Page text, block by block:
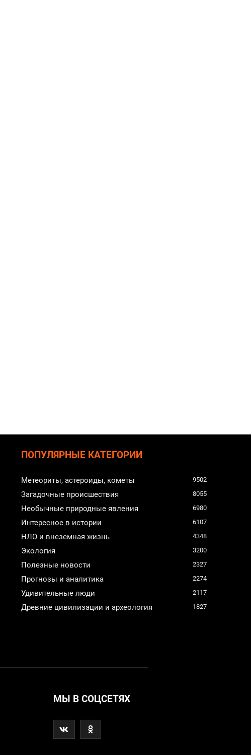
ПОПУЛЯРНЫЕ КАТЕГОРИИ
Метеориты, астероиды, кометы 9502
Загадочные происшествия 8055
Необычные природные явления 6980
Интересное в истории 6107
НЛО и внеземная жизнь 4348
Экология 3200
Полезные новости 2327
Прогнозы и аналитика 2274
Удивительные люди 2117
Древние цивилизации и археология 1827
МЫ В СОЦСЕТЯХ